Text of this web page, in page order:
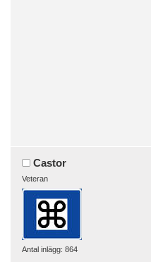
Castor
Veteran
Antal inlägg: 864